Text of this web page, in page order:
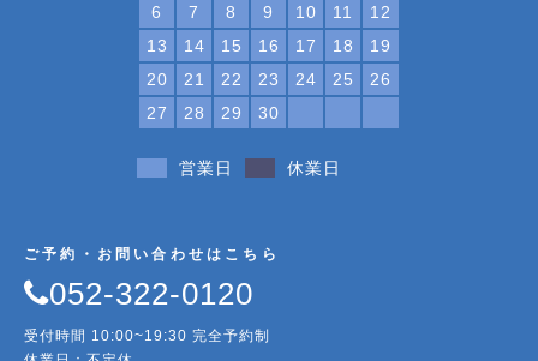
6
7 8 9 10 11
12
13
14 15 16 17 18
19
20
21 22 23 24 25
26
27
28 29 30
営業日 休業日
ご予約・お問い合わせはこちら
052-322-0120
受付時間 10:00~19:30 完全予約制